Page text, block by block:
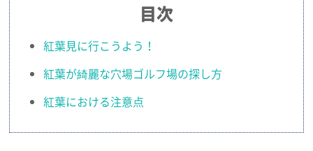
目次
紅葉見に行こうよう！
紅葉が綺麗な穴場ゴルフ場の探し方
紅葉における注意点